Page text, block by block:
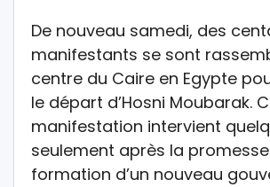
De nouveau samedi, des
manifestants se sont
centre du Caire en Egypte
le départ d’Hosni Moubarak.
manifestation intervient
seulement après la
formation d’un nouveau